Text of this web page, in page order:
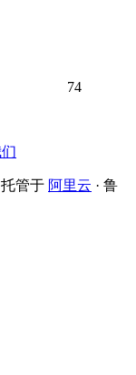
74
托管于 阿里云 · 鲁